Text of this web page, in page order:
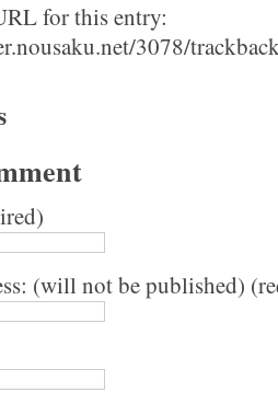
for this entry:
3078/
(will not be published)